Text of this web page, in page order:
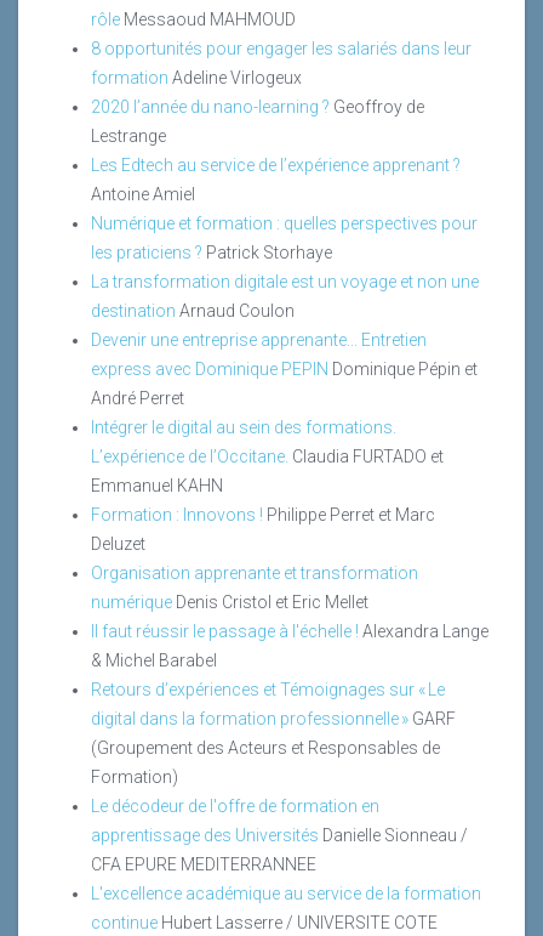
rôle Messaoud MAHMOUD
8 opportunités pour engager les salariés dans leur
formation Adeline Virlogeux
2020 l’année du nano-learning ? Geoffroy de
Lestrange
Les Edtech au service de l’expérience apprenant ?
Antoine Amiel
Numérique et formation : quelles perspectives pour
les praticiens ? Patrick Storhaye
La transformation digitale est un voyage et non une
destination Arnaud Coulon
Devenir une entreprise apprenante... Entretien
express avec Dominique PEPIN Dominique Pépin et
André Perret
Intégrer le digital au sein des formations.
L’expérience de l’Occitane. Claudia FURTADO et
Emmanuel KAHN
Formation : Innovons ! Philippe Perret et Marc
Deluzet
Organisation apprenante et transformation
numérique Denis Cristol et Eric Mellet
Il faut réussir le passage à l'échelle ! Alexandra Lange
& Michel Barabel
Retours d’expériences et Témoignages sur « Le
digital dans la formation professionnelle » GARF
(Groupement des Acteurs et Responsables de
Formation)
Le décodeur de l'offre de formation en
apprentissage des Universités Danielle Sionneau /
CFA EPURE MEDITERRANNEE
L'excellence académique au service de la formation
continue Hubert Lasserre / UNIVERSITE COTE